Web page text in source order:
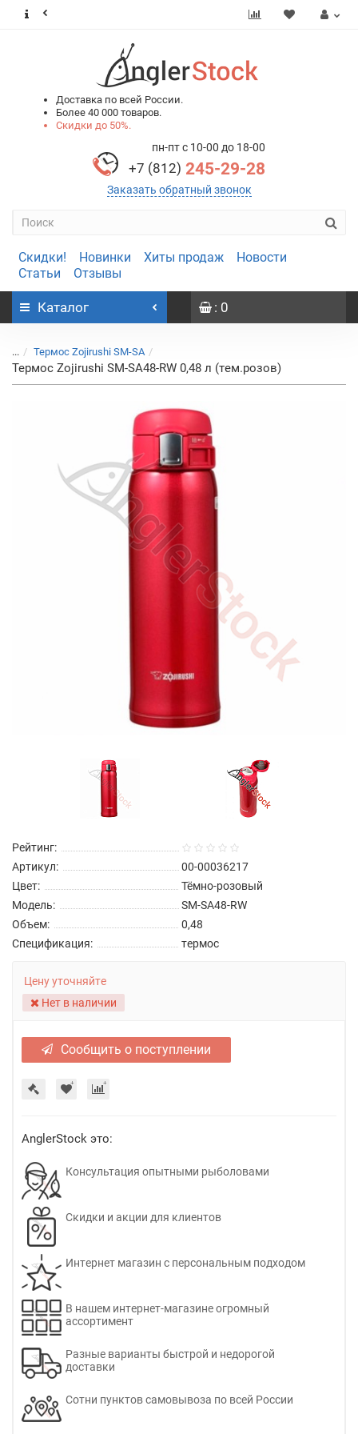
Доставка по всей России.
Более 40 000 товаров.
Скидки до 50%.
пн-пт с 10-00 до 18-00
+7 (812) 245-29-28
Заказать обратный звонок
Скидки! Новинки Хиты продаж
Новости
Статьи
Отзывы
Каталог : 0
... Термос Zojirushi SM-SA
Термос Zojirushi SM-SA48-RW 0,48 л (тем.розов)
Рейтинг:
Артикул:
00-00036217
Цвет:
Тёмно-розовый
Модель:
SM-SA48-RW
Объем:
0,48
Спецификация:
термос
Цену уточняйте
Нет в наличии
Сообщить о поступлении
AnglerStock это:
Консультация опытными рыболовами
Скидки и акции для клиентов
Интернет магазин с персональным подходом
В нашем интернет-магазине огромный
ассортимент
Разные варианты быстрой и недорогой
доставки
Сотни пунктов самовывоза по всей России